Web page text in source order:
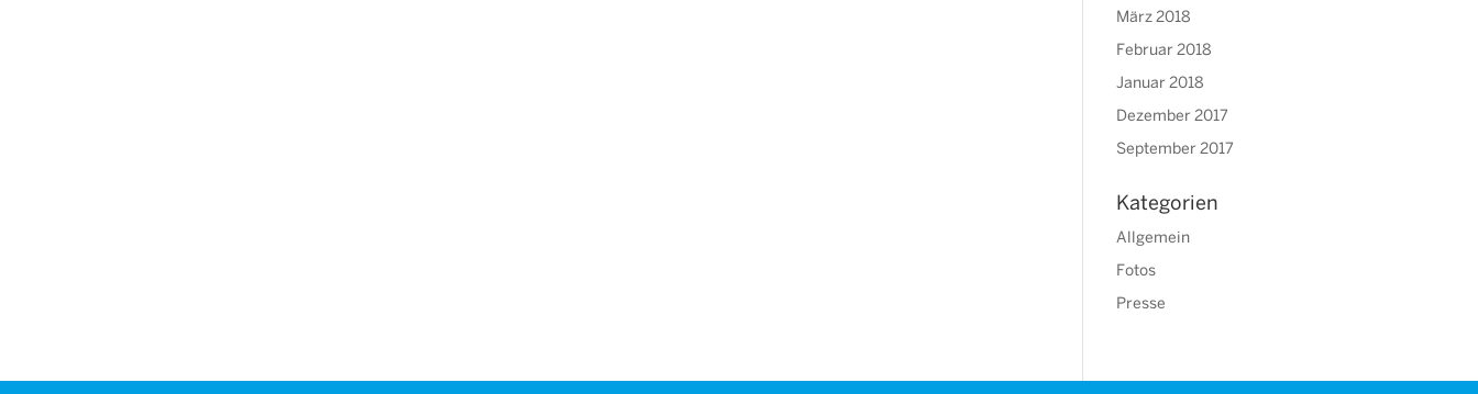
März 2018
Februar 2018
Januar 2018
Dezember 2017
September 2017
Kategorien
Allgemein
Fotos
Presse